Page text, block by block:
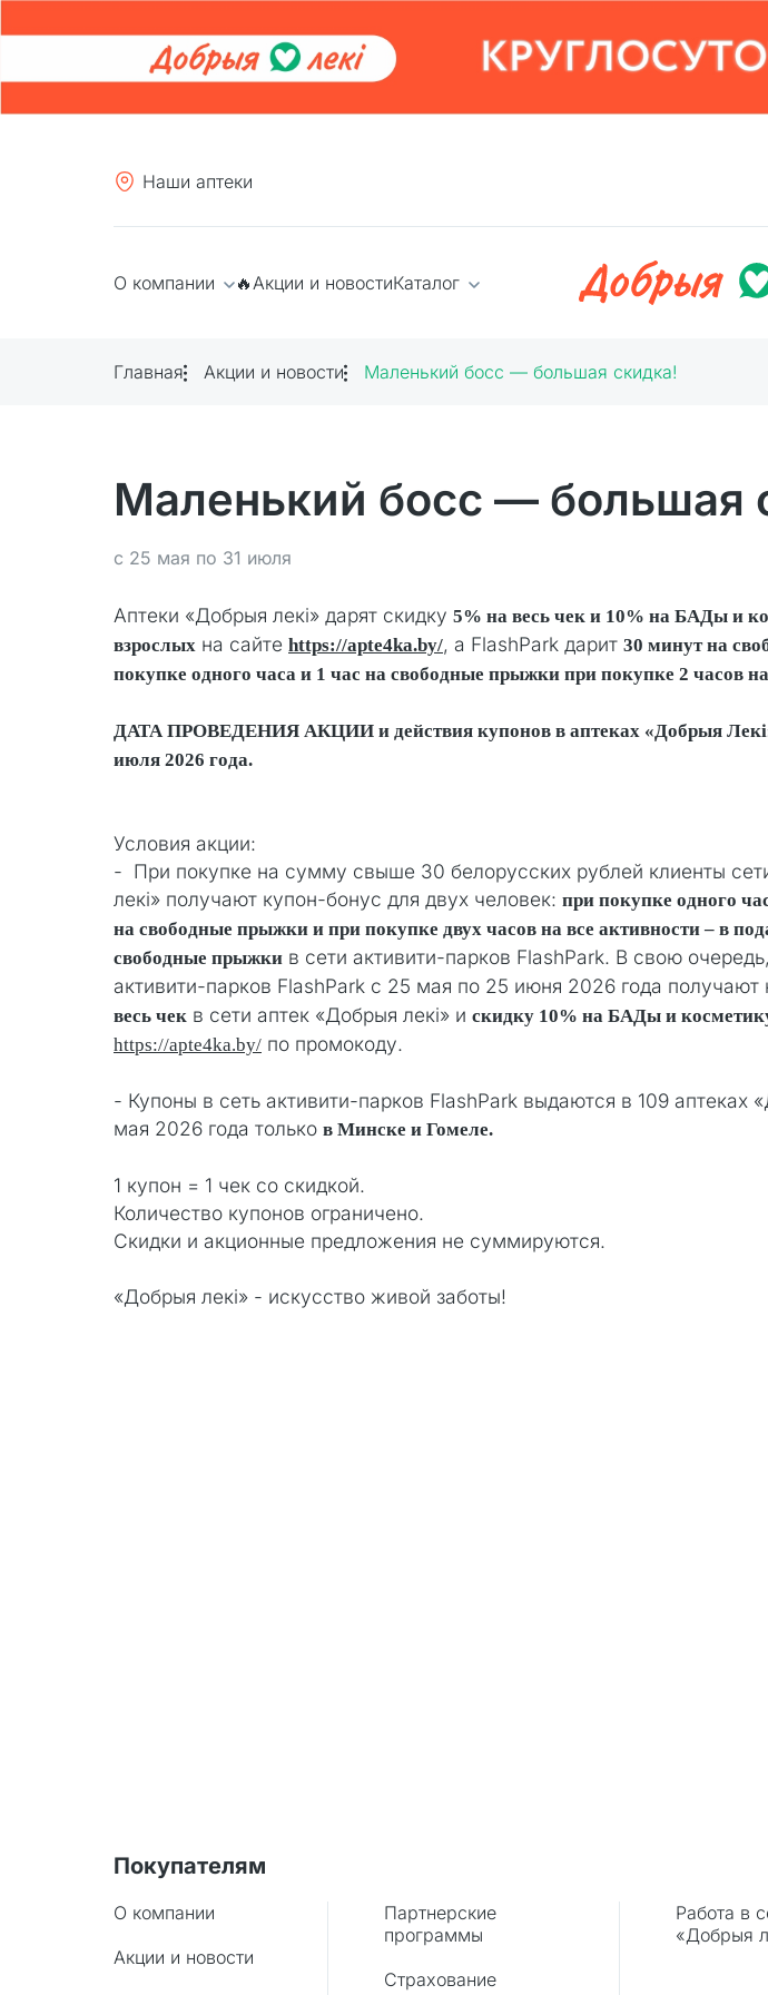
Наши аптеки
О компании 🔥Акции и новостиКаталог
Главная Акции и новости Маленький босс — большая скидка!
Маленький босс — большая
с 25 мая по 31 июля
Аптеки «Добрыя лекi» дарят скидку 5% на весь чек и 10% на БАДы и
взрослых на сайте https://apte4ka.by/, а FlashPark дарит 30 минут на
покупке одного часа и 1 час на свободные прыжки при покупке 2 часов
ДАТА ПРОВЕДЕНИЯ АКЦИИ и действия купонов в аптеках «Добрыя
июля 2026 года.
Условия акции:
- При покупке на сумму свыше 30 белорусских рублей клиенты
лекi» получают купон-бонус для двух человек: при покупке одного
на свободные прыжки и при покупке двух часов на все активности – в
свободные прыжки в сети активити-парков FlashPark. В свою
активити-парков FlashPark с 25 мая по 25 июня 2026 года получают
весь чек в сети аптек «Добрыя лекi» и скидку 10% на БАДы и
https://apte4ka.by/ по промокоду.
- Купоны в сеть активити-парков FlashPark выдаются в 109 аптеках
мая 2026 года только в Минске и Гомеле.
1 купон = 1 чек со скидкой.
Количество купонов ограничено.
Скидки и акционные предложения не суммируются.
«Добрыя лекi» - искусство живой заботы!
Покупателям
О компании
Акции и новости
Партнерские
программы
Страхование
Работа в
«Добрыя